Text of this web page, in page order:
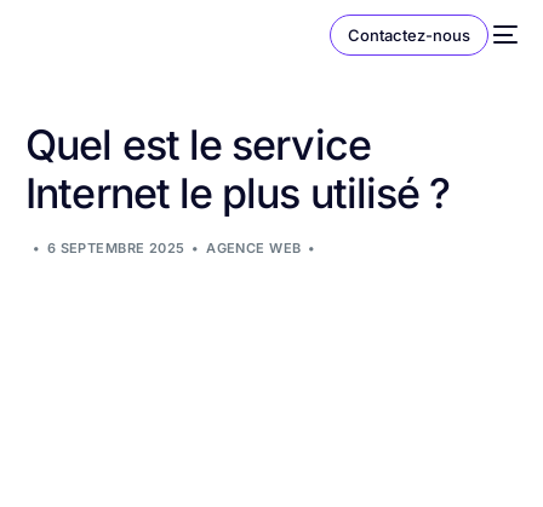
Contactez-nous
Quel est le service
Internet le plus utilisé ?
6 SEPTEMBRE 2025 AGENCE WEB